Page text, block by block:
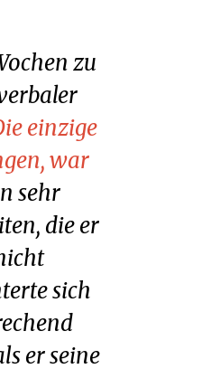
einzige
war
sehr
die er
sich
er seine